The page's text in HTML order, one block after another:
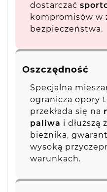
dostarczać
kompromisów w
bezpieczeństwa.
Oszczędność
Specjalna
ogranicza opory
przekłada się na
paliwa i dłuższą
bieżnika,
wysoką
warunkach.